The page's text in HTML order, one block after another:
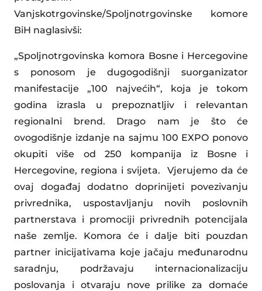
Vanjskotrgovinske/Spoljnotrgovinske komore
BiH naglasivši:
„Spoljnotrgovinska komora Bosne i Hercegovine
s ponosom je dugogodišnji suorganizator
manifestacije „100 najvećih“, koja je tokom
godina izrasla u prepoznatljiv i relevantan
regionalni brend. Drago nam je što će
ovogodišnje izdanje na sajmu 100 EXPO ponovo
okupiti više od 250 kompanija iz Bosne i
Hercegovine, regiona i svijeta. Vjerujemo da će
ovaj događaj dodatno doprinijeti povezivanju
privrednika, uspostavljanju novih poslovnih
partnerstava i promociji privrednih potencijala
naše zemlje. Komora će i dalje biti pouzdan
partner inicijativama koje jačaju međunarodnu
saradnju, podržavaju internacionalizaciju
poslovanja i otvaraju nove prilike za domaće